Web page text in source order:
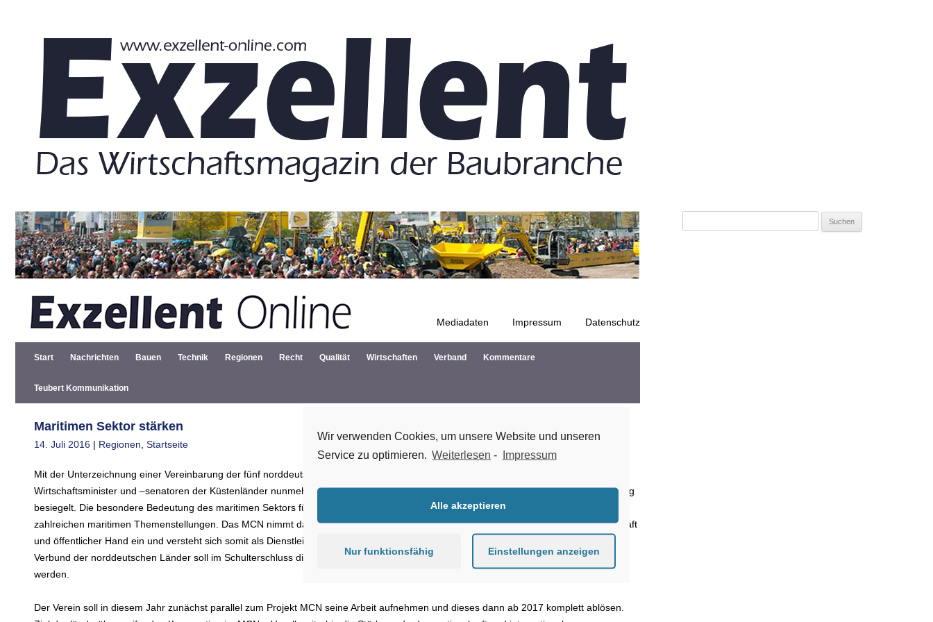
Mediadaten Impressum Datenschutz
Zum Inhalt springen
Start Nachrichten Bauen Technik Regionen Recht Qualität Wirtschaften Verband Kommentare
Teubert Kommunikation
Maritimen Sektor stärken
14. Juli 2016 | Regionen Startseite
Mit der Unterzeichnung einer Vereinbarung der fünf norddeutschen Länder zur Zusammenarbeit im MCN e.V. haben die
Wirtschaftsminister und –senatoren der Küstenländer nunmehr die länderübergreifende Vereinsgründung und dessen weitere Förderung
besiegelt. Die besondere Bedeutung des maritimen Sektors für alle norddeutschen Länder erfordert eine enge Zusammenarbeit in
zahlreichen maritimen Themenstellungen. Das MCN nimmt dabei eine wichtige Funktion an der Schnittstelle von Wirtschaft, Wissenschaft
und öffentlicher Hand ein und versteht sich somit als Dienstleister für diese Branche in ganz Norddeutschland. Mit dem gemeinsamen
Verbund der norddeutschen Länder soll im Schulterschluss die maritime Wirtschaft stark, wettbewerbsfähig und nachhaltig aufgestellt
werden.
Der Verein soll in diesem Jahr zunächst parallel zum Projekt MCN seine Arbeit aufnehmen und dieses dann ab 2017 komplett ablösen.
Wir verwenden Cookies, um unsere Website und unseren
Service zu optimieren. Weiterlesen - Impressum
Alle akzeptieren
Nur funktionsfähig Einstellungen anzeigen